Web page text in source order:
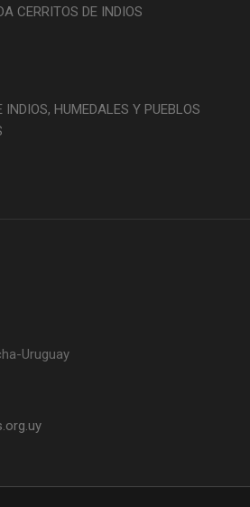
CERRITOS DE INDIOS
INDIOS, HUMEDALES Y PUEBLOS
Uruguay